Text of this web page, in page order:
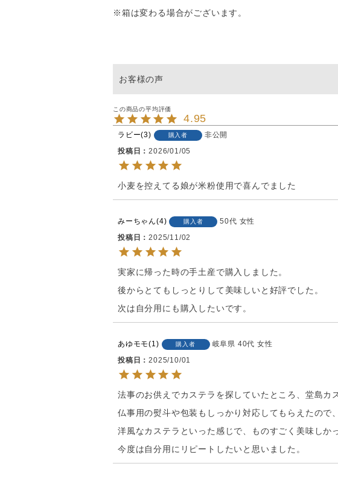
※箱は変わる場合がございます。
4.95
ラビー 3 購入者
非公開
投稿日
2026/01/05
小麦を控えてる娘が米粉使用で喜んでました
みーちゃん 4 購入者 50代 女性
投稿日
2025/11/02
実家に帰った時の手土産で購入しました。
後からとてもしっとりして美味しいと好評でした。
次は自分用にも購入したいです。
あゆモモ 1 購入者 岐阜県 40代 女性
投稿日
2025/10/01
法事のお供えでカステラを探していたところ、堂島カ
仏事用の熨斗や包装もしっかり対応してもらえたので
洋風なカステラといった感じで、ものすごく美味しか
今度は自分用にリピートしたいと思いました。